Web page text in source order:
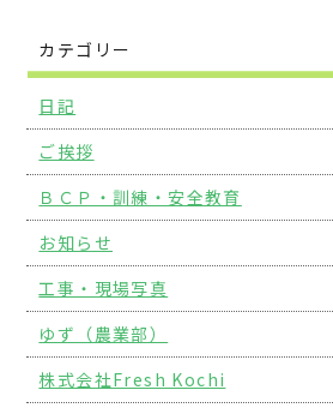
カテゴリー
日記
ご挨拶
ＢＣＰ・訓練・安全教育
お知らせ
工事・現場写真
ゆず（農業部）
株式会社Fresh Kochi